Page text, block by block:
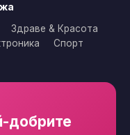
Здраве & Красота
Спорт
добрите